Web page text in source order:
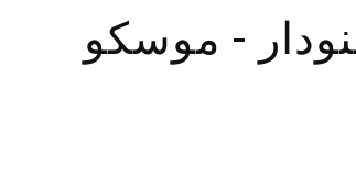
مقالات عن برشلونة
- موسكو